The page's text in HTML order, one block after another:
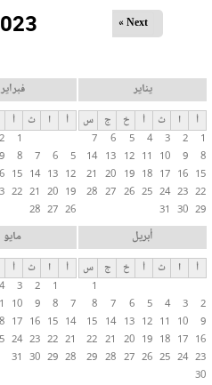
ب
ا
ت
ا
ل
أ
ا
س
ي
ة
Next »
يناير
أ ا ث أ خ ج
س
1
2
3
4
5
6
7
8
9
10
11
12
13
14
15
16
17
18
19
20
21
22
23
24
25
26
27
28
29
30
31
فبراير
أ ا ث أ
1
2
5
6
7
8
9
12
13
14
15
19
20
21
22
26
27
28
أبريل
أ ا ث أ خ ج
س
1
2
3
4
5
6
7
8
9
10
11
12
13
14
15
16
17
18
19
20
21
22
23
24
25
26
27
28
29
30
مايو
أ ا ث أ
1
2
3
4
7
8
9
10
14
15
16
17
21
22
23
24
28
29
30
31